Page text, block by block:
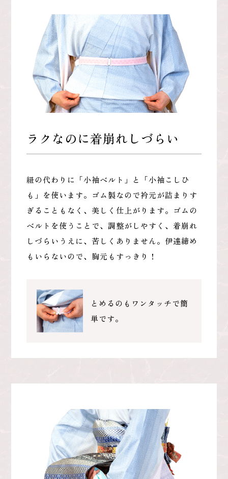
ラクなのに着崩れしづらい
紐の代わりに「小袖ベルト」と「小袖こしひ
も」を使います。ゴム製なので衿元が詰まりす
ぎることもなく、美しく仕上がります。ゴムの
ベルトを使うことで、調整がしやすく、着崩れ
しづらいうえに、苦しくありません。伊達締め
もいらないので、胸元もすっきり！
とめるのもワンタッチで簡
単です。